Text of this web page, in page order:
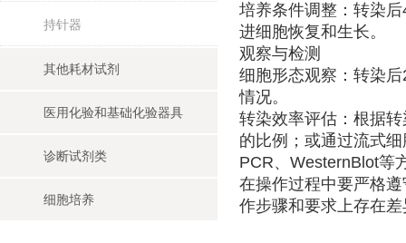
持针器
其他耗材试剂
医用化验和基础化验器具
诊断试剂类
细胞培养
培养条件调整：转染
进细胞恢复和生长。
观察与检测
细胞形态观察：转染
情况。
转染效率评估：根据
的比例；或通过流式
PCR、WesternBlot
在操作过程中要严格
作步骤和要求上存在